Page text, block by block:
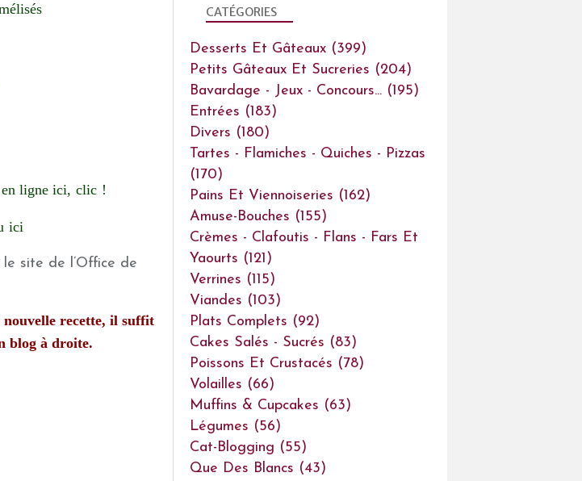
ligne ici, clic !
ici
site de l’Office de
recette, il suffit
blog à droite.
CATÉGORIES
Desserts Et Gâteaux (399)
Petits Gâteaux Et Sucreries (204)
Bavardage - Jeux - Concours... (195)
Entrées (183)
Divers (180)
Tartes - Flamiches - Quiches - Pizzas
(170)
Pains Et Viennoiseries (162)
Amuse-Bouches (155)
Crèmes - Clafoutis - Flans - Fars Et
Yaourts (121)
Verrines (115)
Viandes (103)
Plats Complets (92)
Cakes Salés - Sucrés (83)
Poissons Et Crustacés (78)
Volailles (66)
Muffins & Cupcakes (63)
Légumes (56)
Cat-Blogging (55)
Que Des Blancs (43)